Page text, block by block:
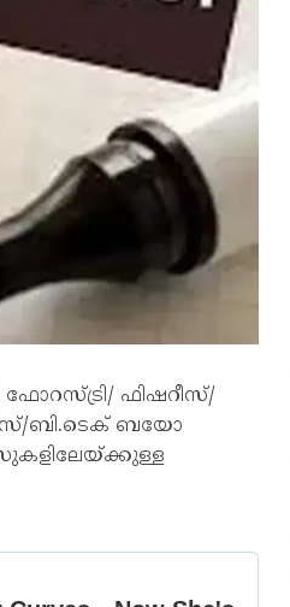
ഫോറസ്ട്രി/ ഫിഷറീസ്/
ബി.ടെക് ബയോ